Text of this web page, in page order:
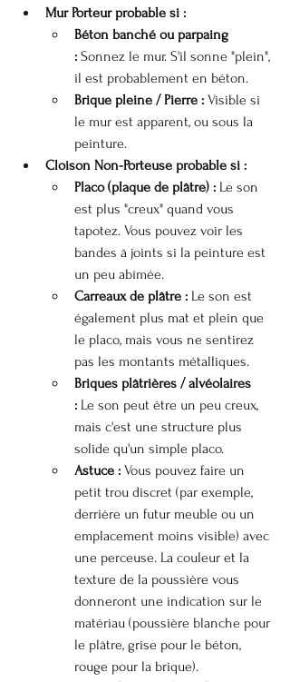
Mur Porteur probable si :
Béton banché ou parpaing
: Sonnez le mur. S'il sonne "plein",
il est probablement en béton.
Brique pleine / Pierre : Visible si
le mur est apparent, ou sous la
peinture.
Cloison Non-Porteuse probable si :
Placo (plaque de plâtre) : Le son
est plus "creux" quand vous
tapotez. Vous pouvez voir les
bandes à joints si la peinture est
un peu abîmée.
Carreaux de plâtre : Le son est
également plus mat et plein que
le placo, mais vous ne sentirez
pas les montants métalliques.
Briques plâtrières / alvéolaires
: Le son peut être un peu creux,
mais c'est une structure plus
solide qu'un simple placo.
Astuce : Vous pouvez faire un
petit trou discret (par exemple,
derrière un futur meuble ou un
emplacement moins visible) avec
une perceuse. La couleur et la
texture de la poussière vous
donneront une indication sur le
matériau (poussière blanche pour
le plâtre, grise pour le béton,
rouge pour la brique).